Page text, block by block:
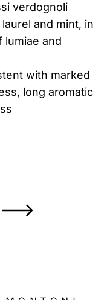
verdognoli
and mint, in
lumiae and
with marked
long aromatic